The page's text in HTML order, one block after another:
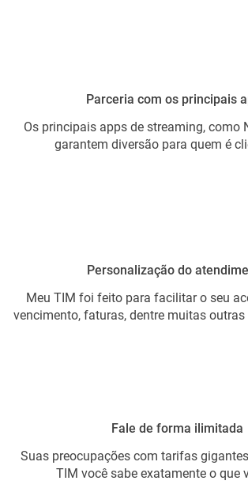
Parceria com os principais
Os principais apps de streaming, como
garantem diversão para quem é
Personalização do
Meu TIM foi feito para facilitar o seu
vencimento, faturas, dentre muitas
Fale de forma ilimitada
Suas preocupações com tarifas
TIM você sabe exatamente o que